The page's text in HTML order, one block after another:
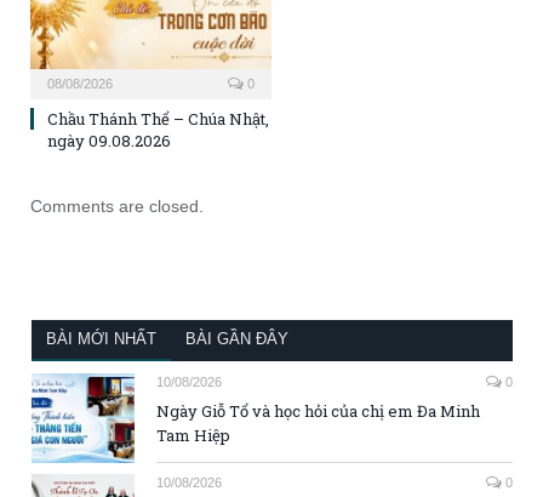
08/08/2026 0
Chầu Thánh Thể – Chúa Nhật,
ngày 09.08.2026
Comments are closed.
BÀI MỚI NHẤT BÀI GẦN ĐÂY
10/08/2026 0
Ngày Giỗ Tổ và học hỏi của chị em Đa Minh
Tam Hiệp
10/08/2026 0